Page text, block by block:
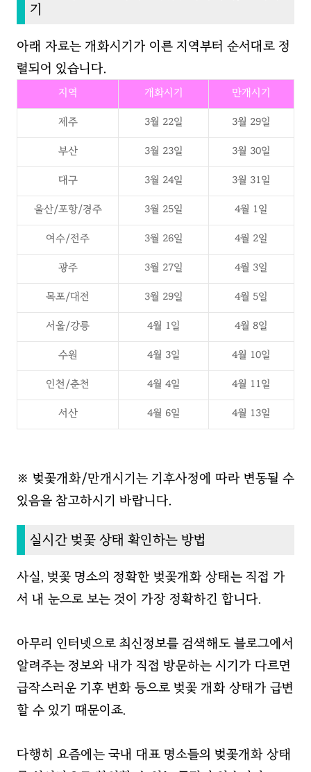
기
아래 자료는 개화시기가 이른 지역부터 순서대로 정
렬되어 있습니다.
지역 개화시기 만개시기
제주 3월 22일 3월 29일
부산 3월 23일 3월 30일
대구 3월 24일 3월 31일
울산/포항/경주 3월 25일 4월 1일
여수/전주 3월 26일 4월 2일
광주 3월 27일 4월 3일
목포/대전 3월 29일 4월 5일
서울/강릉 4월 1일 4월 8일
수원 4월 3일 4월 10일
인천/춘천 4월 4일 4월 11일
서산 4월 6일 4월 13일
※ 벚꽃개화/만개시기는 기후사정에 따라 변동될 수
있음을 참고하시기 바랍니다.
실시간 벚꽃 상태 확인하는 방법
사실, 벚꽃 명소의 정확한 벚꽃개화 상태는 직접 가
서 내 눈으로 보는 것이 가장 정확하긴 합니다.
아무리 인터넷으로 최신정보를 검색해도 블로그에서
알려주는 정보와 내가 직접 방문하는 시기가 다르면
급작스러운 기후 변화 등으로 벚꽃 개화 상태가 급변
할 수 있기 때문이죠.
다행히 요즘에는 국내 대표 명소들의 벚꽃개화 상태